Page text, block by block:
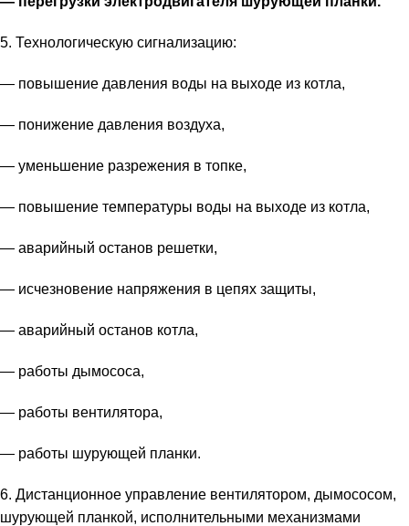
5. Технологическую сигнализацию:
— повышение давления воды на выходе из котла,
— понижение давления воздуха,
— уменьшение разрежения в топке,
— повышение температуры воды на выходе из котла,
— аварийный останов решетки,
— исчезновение напряжения в цепях защиты,
— аварийный останов котла,
— работы дымососа,
— работы вентилятора,
— работы шурующей планки.
6. Дистанционное управление вентилятором, дымососом,
шурующей планкой, исполнительными механизмами